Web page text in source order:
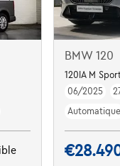
BMW 120
120IA M
06/2025
Automatique